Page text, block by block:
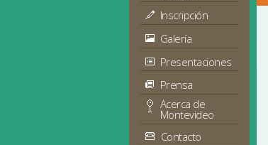
Inscripción
Galería
Presentaciones
Prensa
Acerca de
Montevideo
Contacto